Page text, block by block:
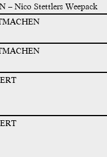
– Nico Stettlers Weepack